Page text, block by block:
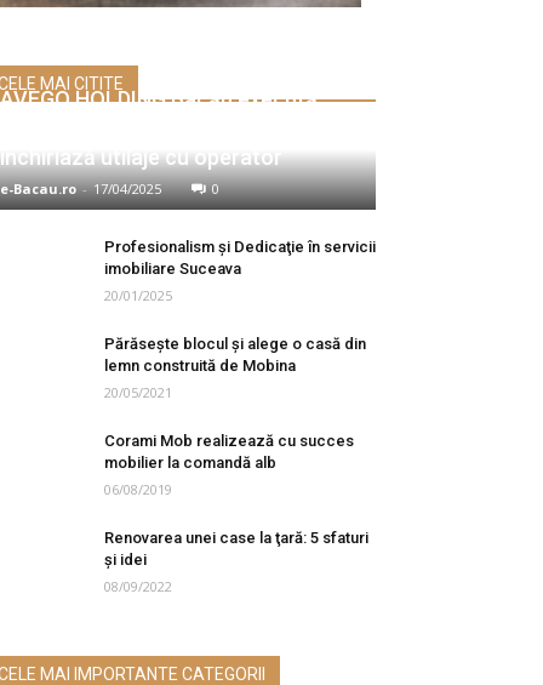
MAI CITITE
AVEGO HOLDING Bacău execută
închiriază utilaje cu operator
e-Bacau.ro - 17/04/2025 0
Profesionalism și Dedicaţie în servicii
imobiliare Suceava
20/01/2025
Părăsește blocul și alege o casă din
lemn construită de Mobina
20/05/2021
Corami Mob realizează cu succes
mobilier la comandă alb
06/08/2019
Renovarea unei case la ţară: 5 sfaturi
şi idei
08/09/2022
MAI IMPORTANTE CATEGORII